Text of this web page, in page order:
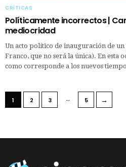
CRÍTICAS
Políticamente incorrectos |
mediocridad
Un acto político de inauguración de
Franco, que no será la única). En esta
como corresponde a los nuevos
1 2 3 … 5 →